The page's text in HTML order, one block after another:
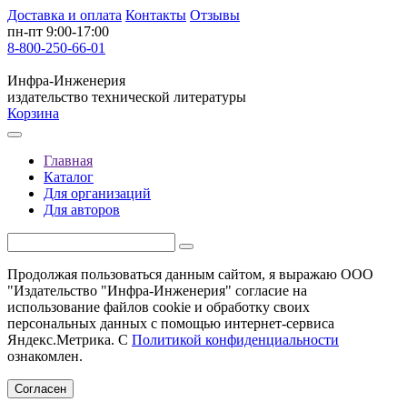
Доставка и оплата Контакты Отзывы
пн-пт 9:00-17:00
8-800-250-66-01
Инфра-Инженерия
издательство технической литературы
Корзина
Главная
Каталог
Для организаций
Для авторов
Продолжая пользоваться данным сайтом, я выражаю ООО
"Издательство "Инфра-Инженерия" согласие на
использование файлов cookie и обработку своих
персональных данных с помощью интернет-сервиса
Яндекс.Метрика. С Политикой конфиденциальности
ознакомлен.
Согласен